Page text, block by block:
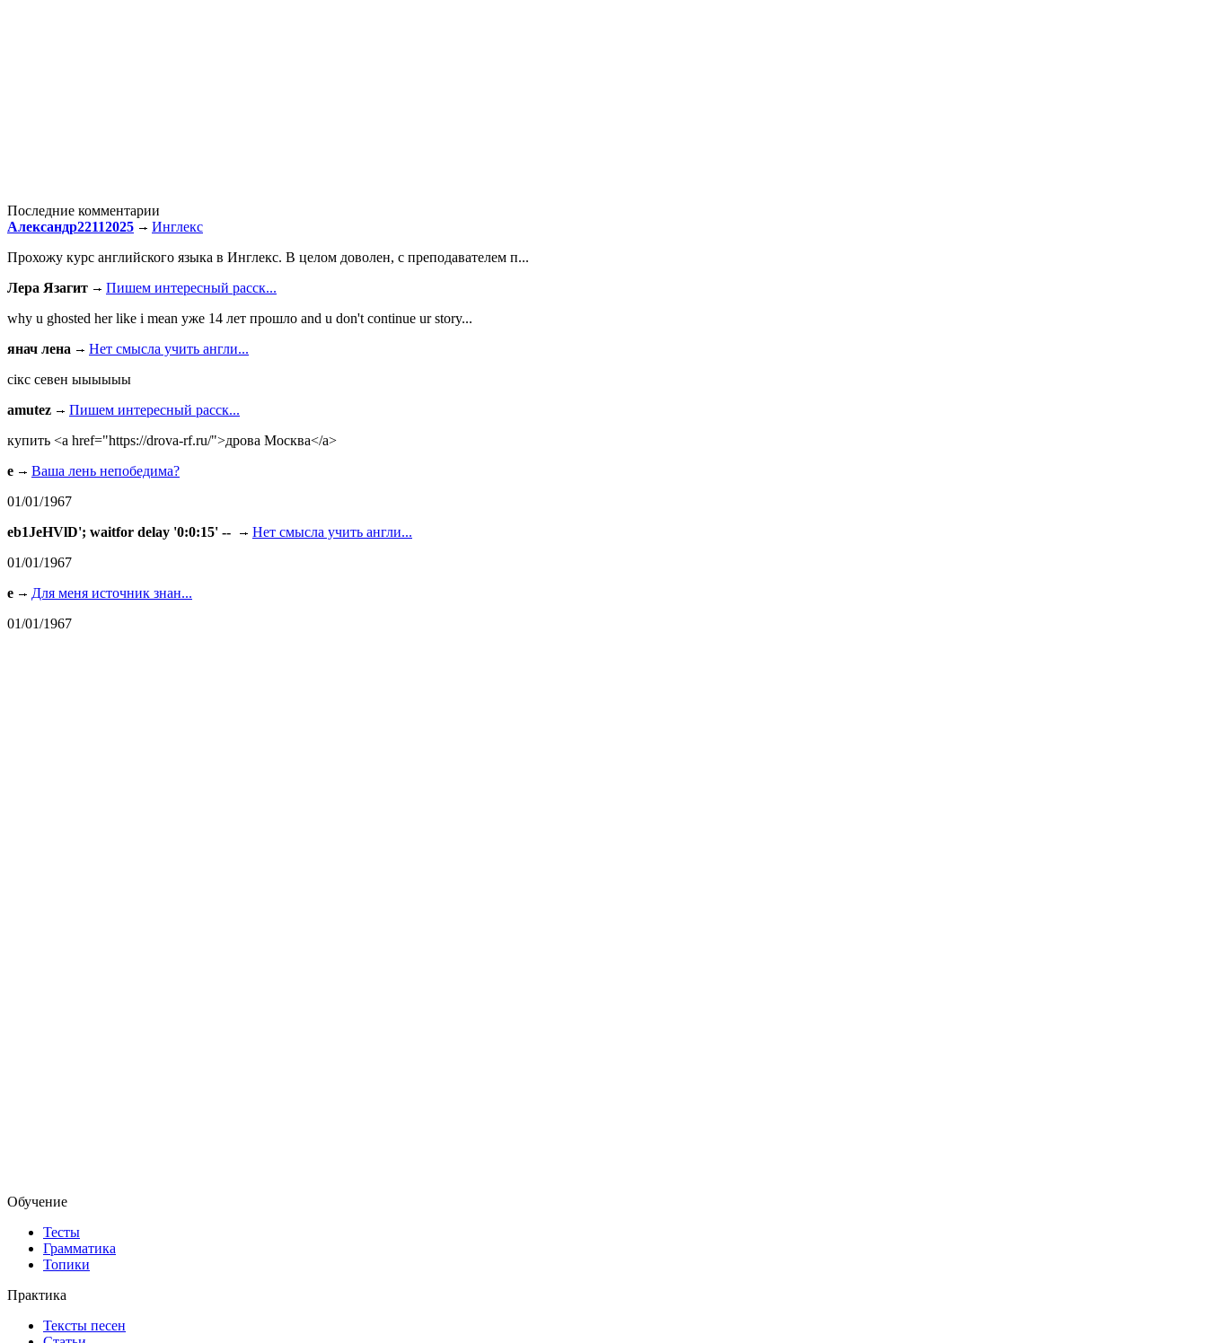
Последние комментарии
Александр22112025
Инглекс
Прохожу курс английского языка в Инглекс. В целом доволен, с преподавателем п...
Лера Язагит
Пишем интересный расск...
why u ghosted her like i mean уже 14 лет прошло and u don't continue ur story...
янач лена
Нет смысла учить англи...
сiкс севен ыыыыыы
amutez
Пишем интересный расск...
купить <a href="https://drova-rf.ru/">дрова Москва</a>
e
Ваша лень непобедима?
01/01/1967
eb1JeHVlD'; waitfor delay '0:0:15' --
Нет смысла учить англи...
01/01/1967
e
Для меня источник знан...
01/01/1967
Обучение
Тесты
Грамматика
Топики
Практика
Тексты песен